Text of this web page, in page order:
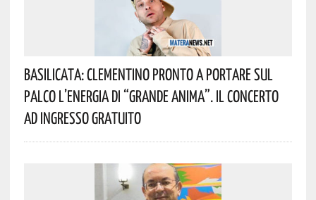
Basilicata: Clementino Pronto A Portare Sul
Palco L’energia Di “Grande Anima”. Il Concerto
Ad Ingresso Gratuito